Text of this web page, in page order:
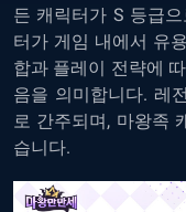
든 캐릭터가 S 등급으
터가 게임 내에서 유
합과 플레이 전략에
음을 의미합니다. 레
로 간주되며, 마왕족
습니다.